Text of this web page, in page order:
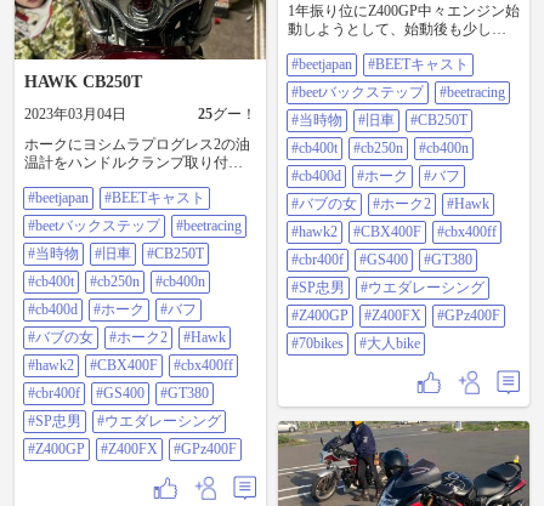
きます😹 ⁡ ⁡ #スーパーカブ110 #スー
パーカブは日本の宝です #スーパー
カブ110ja07 #スーパーカブのある風
景 #カブ110 #カブ110ja07 #カブ110
好き #ja07 #ja07丸目カブ #ja07カブ
#ja07丸目110カブ #ja07スーパーカ
バイクのある風景 #バイクのある生
活 #バイクが好きだ #バイクライフ
#バイク乗りと繋がりたい #バイク
のある景色 #バイクのある人生
#kawasaki #gpz400f #zx400a3
た） ↓ 一人でこれからどうしたも
のかと考え せっかく来たのでター
ミナルへと行ってみるも 営業時間
外で断念 ↓ 帰りは首都高で帰宅
もまたネタになったので良しと…
ング でした #芝公園 #東京タワー #
カナブン #夜カフェ #羽田空港 #ナ
イトツーリング
HAWK CB250T
2023年03月04日 25グー！
ホークにヨシムラプログレス2の油
温計をハンドルクランプ取り付け
見ました！ #beetjapan #beetキャスト
#beetバックステップ #beetracing #当
時物 #旧車 #cb250t #cb400t #cb250n
#cb400n #cb400d #ホーク #バブ #バ
ブの女 #ホーク2 #hawk #hawk2
#cbx400f #cbx400ff #cbr400f #gs400
#gt380 #sp忠男 #ウエダレーシング
#z400gp #z400fx #gpz400f
#beetjapan
#BEETキャスト
#beetバックステップ
#beetracing
#当時物
#旧車
#CB250T
#cb400t
#cb250n
#cb400n
#cb400d
#ホーク
#バフ
#バブの女
#ホーク2
#Hawk
#hawk2
#CBX400F
#cbx400ff
#cbr400f
#GS400
#GT380
#SP忠男
#ウエダレーシング
#Z400GP
#Z400FX #GPz400F
1年振り位にZ400GP中々エンジン始
動しようとして、始動後も少しカ
で参りましたぁ😱 マメに乗って上
げないとダメですね😅 また近い内
乗りたいと思います😊 #beetjapan
#beetキャスト #beetバックステップ
#beetracing #当時物 #旧車 #cb250t
#cb400t #cb250n #cb400n #cb400d #ホ
ーク #バブ #バブの女 #ホーク2
#hawk #hawk2 #cbx400f #cbx400ff
#cbr400f #gs400 #gt380 #sp忠男 #ウ
エダレーシング #z400gp #z400fx
#gpz400f #70bikes #大人bike
#beetjapan
#BEETキャスト
#beetバックステップ
#beetracing
#当時物
#旧車
#CB250T
#cb400t
#cb250n
#cb400n
#cb400d
#ホーク
#バフ
#バブの女
#ホーク2
#Hawk
#hawk2
#CBX400F
#cbx400ff
#cbr400f
#GS400
#GT380
#SP忠男
#ウエダレーシング
#Z400GP
#Z400FX
#GPz400F
#70bikes
#大人bike